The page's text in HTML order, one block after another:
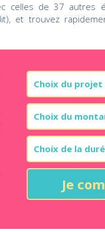
celles de 37 autres
et trouvez
Je